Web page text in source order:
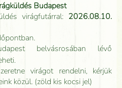
Budapest
virágfutárral: 2026.08.10.
belvásrosában lévő
virágot rendelni, kérjük
közül. (zöld kis kocsi jel)